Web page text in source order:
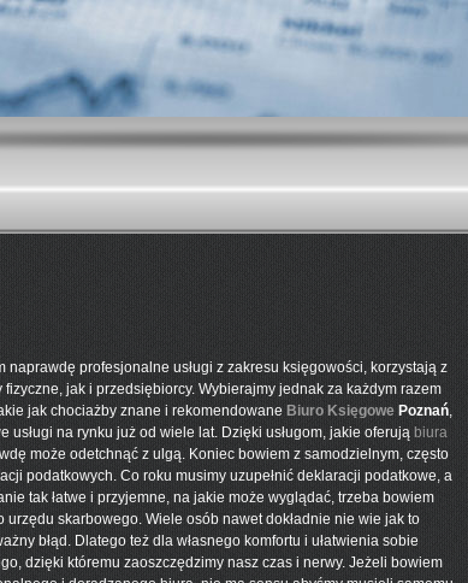
naprawdę profesjonalne usługi z zakresu księgowości, korzystają z
jak i przedsiębiorcy. Wybierajmy jednak za każdym razem
jak chociażby znane i rekomendowane Biuro Księgowe Poznań,
usługi na rynku już od wiele lat. Dzięki usługom, jakie oferują biura
może odetchnąć z ulgą. Koniec bowiem z samodzielnym, często
podatkowych. Co roku musimy uzupełnić deklaracji podatkowe, a
tak łatwe i przyjemne, na jakie może wyglądać, trzeba bowiem
skarbowego. Wiele osób nawet dokładnie nie wie jak to
błąd. Dlatego też dla własnego komfortu i ułatwienia sobie
dzięki któremu zaoszczędzimy nasz czas i nerwy. Jeżeli bowiem